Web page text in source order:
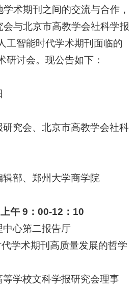
术期刊之间的交流与合作，
与北京市高教学会社科学报
工智能时代学术期刊面临的
研讨会。现公告如下：
究会、北京市高教学会社科
部、郑州大学商学院
午 9：00-12：10
心第二报告厅
学术期刊高质量发展的哲学
学校文科学报研究会理事